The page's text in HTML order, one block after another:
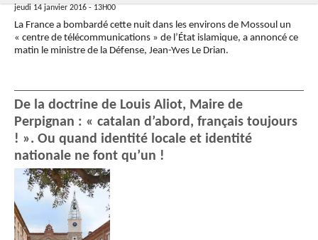
jeudi 14 janvier 2016 - 13H00
La France a bombardé cette nuit dans les environs de Mossoul un
« centre de télécommunications » de l’État islamique, a annoncé ce
matin le ministre de la Défense, Jean-Yves Le Drian.
De la doctrine de Louis Aliot, Maire de
Perpignan : « catalan d’abord, français toujours
! ». Ou quand identité locale et identité
nationale ne font qu’un !